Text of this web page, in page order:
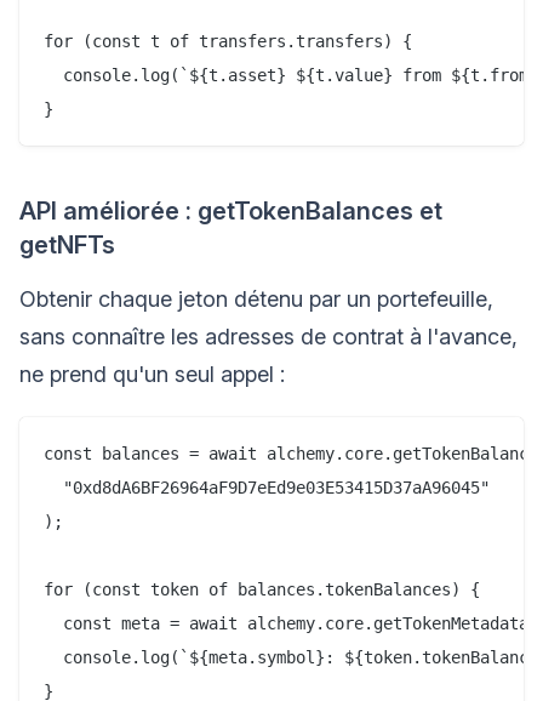
for (const t of transfers.transfers) {
console.log(`${t.asset} ${t.value} from
API améliorée : getTokenBalances et
getNFTs
Obtenir chaque jeton détenu par un portefeuille,
sans connaître les adresses de contrat à l'avance,
ne prend qu'un seul appel :
const balances = await
  "0xd8dA6BF26964aF9D7eEd9e03E53415D37aA96045"
);
for (const token of balances.tokenBalances) {
const meta = await
console.log(`${meta.symbol}: